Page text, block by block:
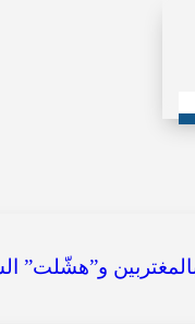
و”هشّلت”